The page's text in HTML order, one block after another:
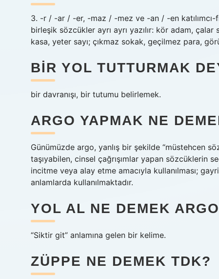
3. -r / -ar / -er, -maz / -mez ve -an / -en
birleşik sözcükler ayrı ayrı yazılır: kör adam,
kasa, yeter sayı; çıkmaz sokak, geçilmez para,
BIR YOL TUTTURMAK
bir davranışı, bir tutumu belirlemek.
ARGO YAPMAK NE
Günümüzde argo, yanlış bir şekilde “müstehcen
taşıyabilen, cinsel çağrışımlar yapan sözcüklerin
incitme veya alay etme amacıyla kullanılması;
anlamlarda kullanılmaktadır.
YOL AL NE DEMEK
“Siktir git” anlamına gelen bir kelime.
ZÜPPE NE DEMEK TDK?